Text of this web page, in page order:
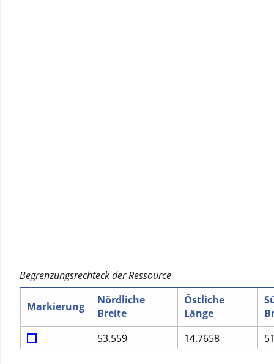
Begrenzungsrechteck der Ressource
Markierung
Nördliche
Breite
Östliche
Länge
53.559
14.7658